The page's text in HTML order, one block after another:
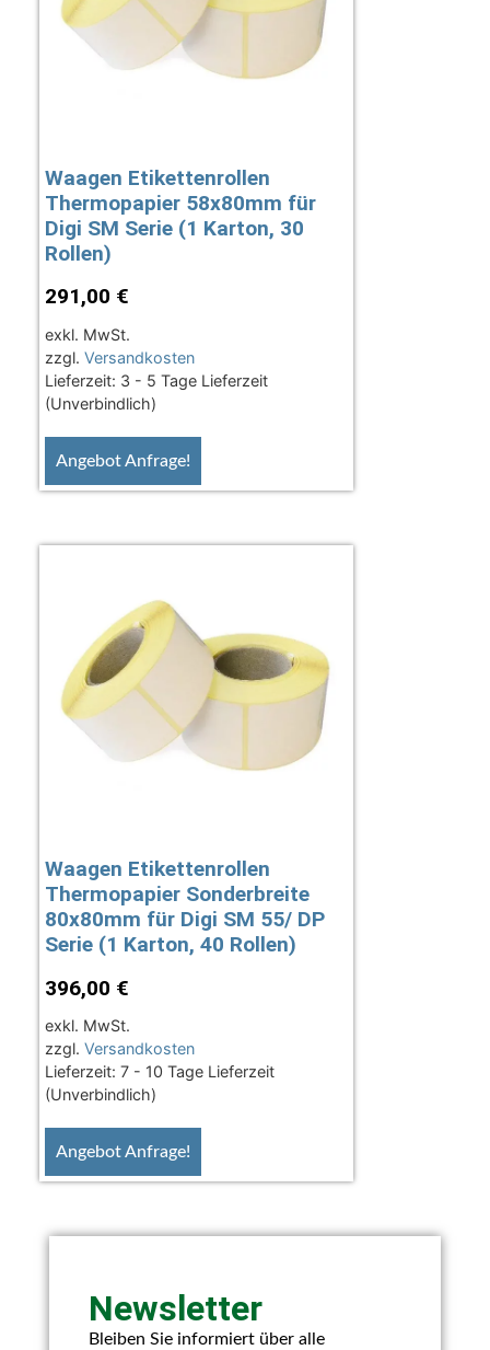
Waagen Etikettenrollen
Thermopapier 58x80mm für
Digi SM Serie (1 Karton, 30
Rollen)
291,00 €
exkl. MwSt.
zzgl. Versandkosten
Lieferzeit: 3 - 5 Tage Lieferzeit
(Unverbindlich)
Angebot Anfrage!
Waagen Etikettenrollen
Thermopapier Sonderbreite
80x80mm für Digi SM 55/ DP
Serie (1 Karton, 40 Rollen)
396,00 €
exkl. MwSt.
zzgl. Versandkosten
Lieferzeit: 7 - 10 Tage Lieferzeit
(Unverbindlich)
Angebot Anfrage!
Newsletter
Bleiben Sie informiert über alle